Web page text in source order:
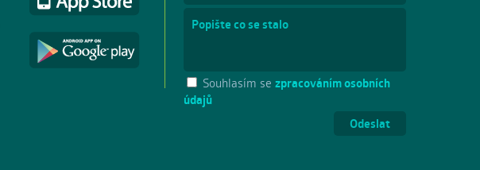
Souhlasím se zpracováním osobních
údajů